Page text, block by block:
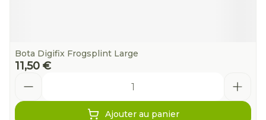
Bota Digifix Frogsplint Large
11,50 €
Ajouter au panier